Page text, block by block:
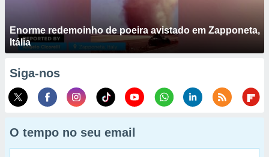
Enorme redemoinho de poeira avistado em Zapponeta,
Itália
Siga-nos
O tempo no seu email